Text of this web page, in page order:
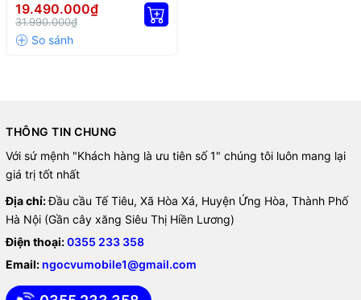
thay đổi gì so với Galaxy S22 Ultra, vẫn là cụm camera được bố trí
riêng lẻ và được làm nhô lên khá cao.
19.490.000₫
31.990.000₫
THÔNG TIN CHUNG
Với sứ mệnh "Khách hàng là ưu tiên số 1" chúng tôi luôn mang lại
giá trị tốt nhất
Địa chỉ:Đầu cầu Tế Tiêu, Xã Hòa Xá, Huyện Ứng Hòa, Thành Phố
Hà Nội (Gần cây xăng Siêu Thị Hiền Lương)
Điện thoại:0355 233 358
Email: ngocvumobile1@gmail.com